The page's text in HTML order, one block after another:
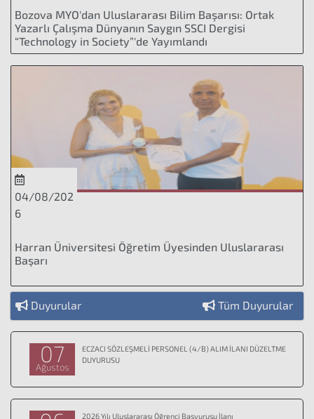
Bozova MYO'dan Uluslararası Bilim Başarısı: Ortak
Yazarlı Çalışma Dünyanın Saygın SSCI Dergisi
“Technology in Society”'de Yayımlandı
04/08/202
6
Harran Üniversitesi Öğretim Üyesinden Uluslararası
Başarı
Duyurular Tüm Duyurular
07
Ağustos
ECZACI SÖZLEŞMELİ PERSONEL (4/B) ALIM İLANI DÜZELTME
DUYURUSU
2026 Yılı Uluslararası Öğrenci Başvurusu İlanı